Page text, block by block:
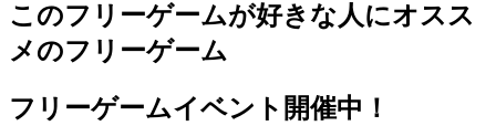
このフリーゲームが好きな人にオスス
メのフリーゲーム
フリーゲームイベント開催中！